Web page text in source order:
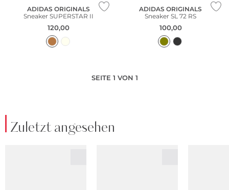
ADIDAS ORIGINALS
Sneaker SUPERSTAR II
120,00
ADIDAS ORIGINALS
Sneaker SL 72 RS
100,00
SEITE 1 VON 1
Zuletzt angesehen